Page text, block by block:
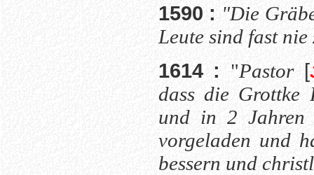
1590 : "Die
Leute sind fast
1614 :"Pastor[
dass die Grottke
und in 2 Jahren
vorgeladen und
bessern und